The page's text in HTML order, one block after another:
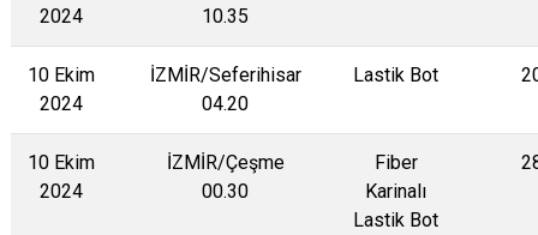
2024
10.35
10 Ekim
2024
İZMİR/Seferihisar
04.20
Lastik Bot
10 Ekim
2024
İZMİR/Çeşme
00.30
Fiber
Karinalı
Lastik Bot